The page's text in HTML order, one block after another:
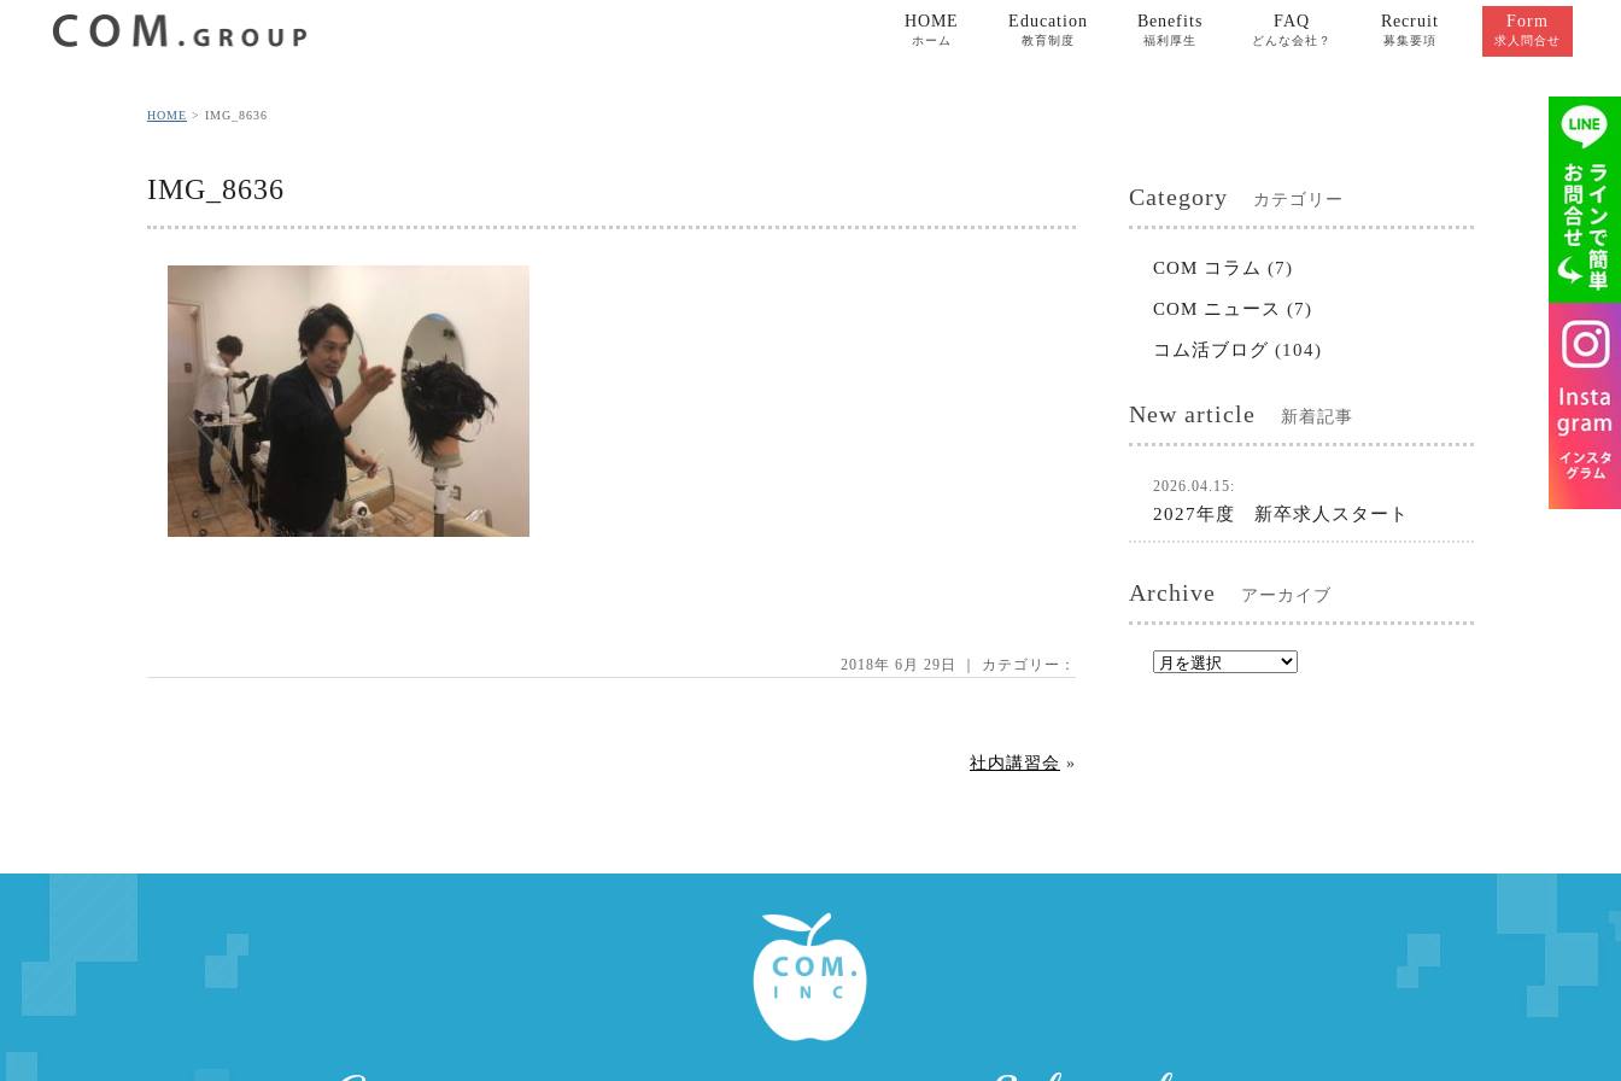
HOME
ホーム
Education
教育制度
Benefits
福利厚生
FAQ
どんな会社？
Recruit
募集要項
Form
求人問合せ
HOME IMG_8636
IMG_8636
2018年 6月 29日 ｜ カテゴリー：
社内講習会 »
Category カテゴリー
COM コラム (7)
COM ニュース (7)
コム活ブログ (104)
New article 新着記事
2026.04.15:
2027年度 新卒求人スタート
Archive アーカイブ